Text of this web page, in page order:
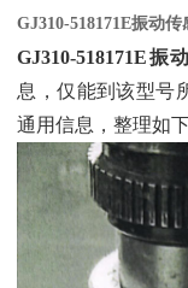
GJ310-518171E振动
GJ310-518171E振
息，仅能到该型号
通用信息，整理如下